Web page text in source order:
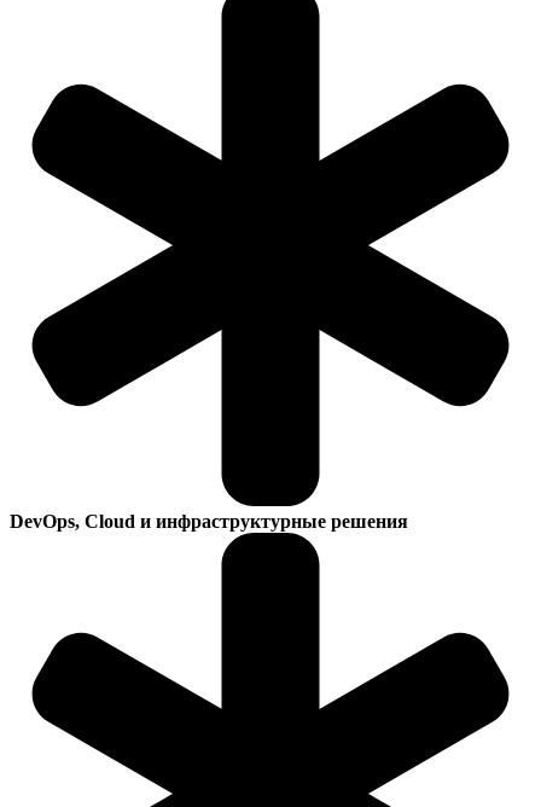
DevOps, Cloud и инфраструктурные решения